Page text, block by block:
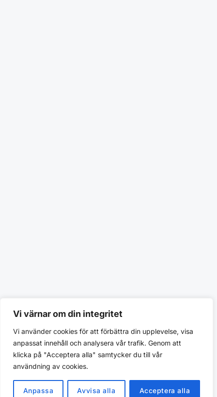
Vi värnar om din integritet
Vi använder cookies för att förbättra din upplevelse, visa
anpassat innehåll och analysera vår trafik. Genom att
klicka på "Acceptera alla" samtycker du till vår
användning av cookies.
Anpassa Avvisa alla Acceptera alla